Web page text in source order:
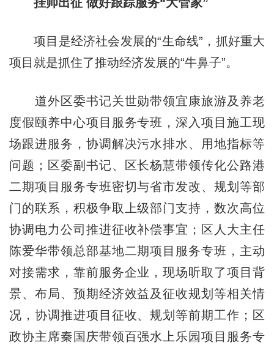
项目是经济社会发展的“生命线”，抓好重大
项目就是抓住了推动经济发展的“牛鼻子”。
道外区委书记关世勋带领宜康旅游及养老
度假颐养中心项目服务专班，深入项目施工现
场跟进服务，协调解决污水排水、用地指标等
问题；区委副书记、区长杨慧带领传化公路港
二期项目服务专班密切与省市发改、规划等部
门的联系，积极争取上级部门支持，数次高位
协调电力公司推进征收补偿事宜；区人大主任
陈爱华带领总部基地二期项目服务专班，主动
对接需求，靠前服务企业，现场听取了项目背
景、布局、预期经济效益及征收规划等相关情
况，协调推进项目征收、规划等前期工作；区
政协主席秦国庆带领百强水上乐园项目服务专